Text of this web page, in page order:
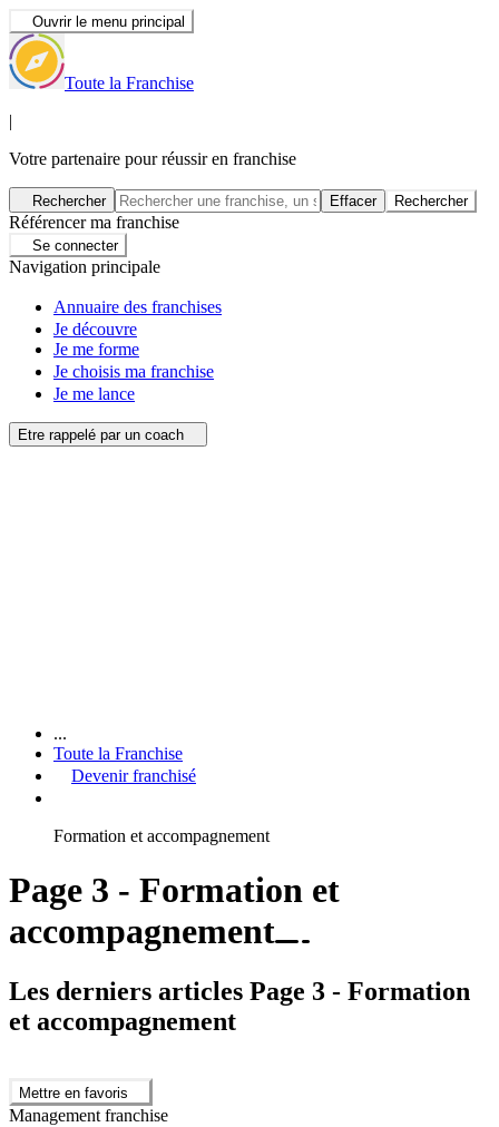
Ouvrir le menu principal
Toute la Franchise
|
Votre partenaire pour réussir en franchise
Rechercher Effacer Rechercher
Référencer ma franchise
Se connecter
Navigation principale
Annuaire des franchises
Je découvre
Je me forme
Je choisis ma franchise
Je me lance
Etre rappelé par un coach
...
Toute la Franchise
Devenir franchisé
Formation et accompagnement
Page 3 - Formation et
accompagnement
Les derniers articles Page 3 - Formation
et accompagnement
Mettre en favoris
Management franchise